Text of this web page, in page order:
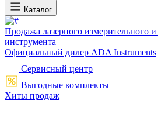
Каталог
Продажа лазерного измерительного и
инструмента
Официальный дилер ADA Instruments
Сервисный центр
Выгодные комплекты
Хиты продаж